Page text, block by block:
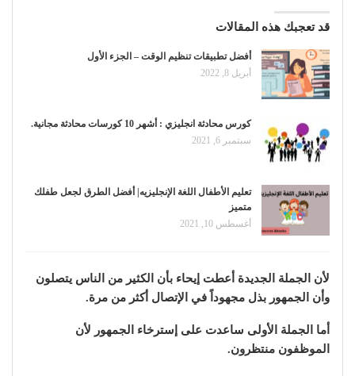
قد تعجبك هذه المقالات
أفضل تطبيقات تنظيم الوقت – الجزء الأول
أبريل 8, 2022
كورس محادثة انجليزي : أشهر 10 كورسات محادثة مجانية.
سبتمبر 6, 2021
تعليم الأطفال اللغة الإنجليزيه| أفضل الطرق لجعل طفلك
متميز
أغسطس 10, 2021
لأن الجملة الجديدة أعطت إيحاء بأن الكثير من الناس يتصلون
وأن الجمهور بذل مجهوداً في الإتصال أكثر من مرة.
أما الجملة الأولى ساعدت على إسترخاء الجمهور لأن
الموظفون منتظرون.